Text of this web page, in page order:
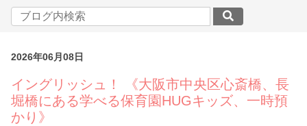
2026年06月08日
イングリッシュ！ 《大阪市中央区心斎橋、長
堀橋にある学べる保育園HUGキッズ、一時預
かり》